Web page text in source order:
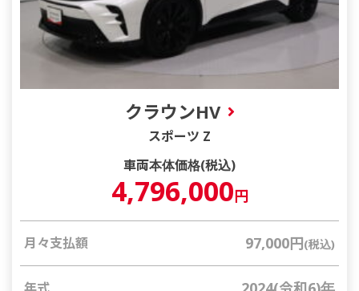
クラウンHV
スポーツ Z
車両本体価格(税込)
4,796,000円
月々支払額 97,000円(税込)